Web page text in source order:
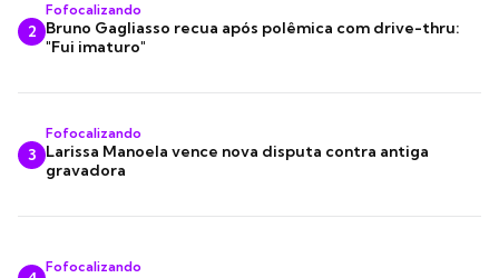
2
Fofocalizando
Bruno Gagliasso recua após polêmica com drive-thru:
"Fui imaturo"
3
Fofocalizando
Larissa Manoela vence nova disputa contra antiga
gravadora
Fofocalizando